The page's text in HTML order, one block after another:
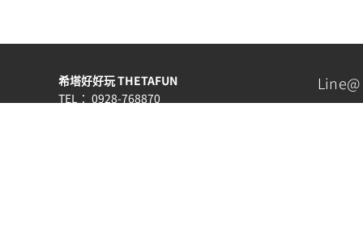
希塔好好玩 THETAFUN
TEL： 0928-768870